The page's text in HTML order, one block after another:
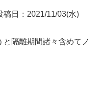
稿日：2021/11/03(水)
隔離期間諸々含めてノ